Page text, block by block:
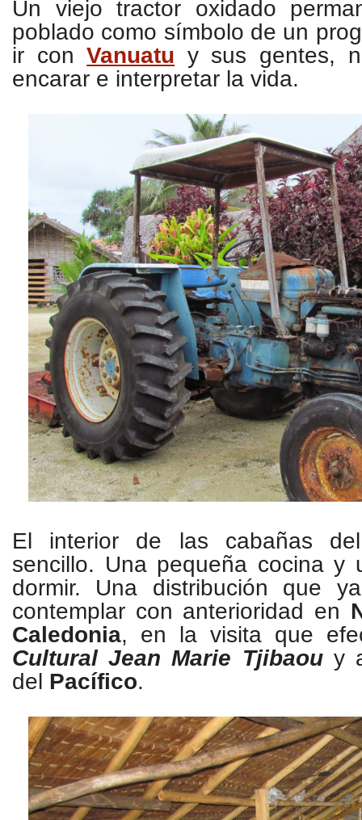
Un viejo tractor oxidado
poblado como símbolo de un
ir conVanuatu y sus gentes,
encarar e interpretar la vida.
El interior de las cabañas
sencillo. Una pequeña cocina y
dormir. Una distribución que
contemplar con anterioridad en
Caledonia, en la visita que
Cultural Jean Marie Tjibaou y
del Pacífico.